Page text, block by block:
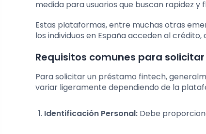
medida para usuarios que buscan rapidez y
Estas plataformas, entre muchas otras
los individuos en España acceden al
Requisitos comunes para
Para solicitar un préstamo fintech,
variar ligeramente dependiendo de la
Identificación Personal: Debe